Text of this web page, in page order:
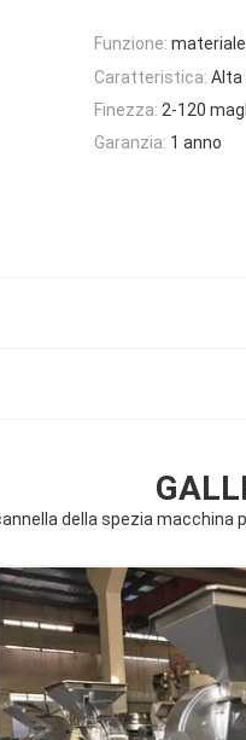
Funzione:
Caratteristica: Alta
Finezza: 2-120
Garanzia: 1 anno
della spezia macchina